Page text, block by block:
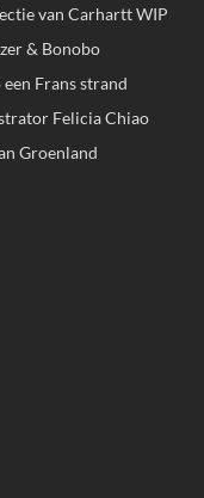
van Carhartt WIP
& Bonobo
Frans strand
Felicia Chiao
Groenland